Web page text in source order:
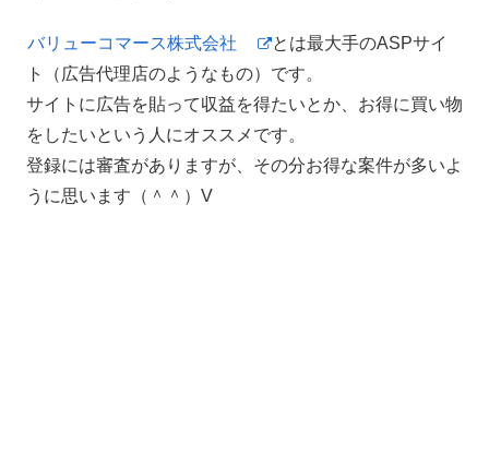
バリューコマース株式会社
とは最大手のASPサイ
ト（広告代理店のようなもの）です。
サイトに広告を貼って収益を得たいとか、お得に買い物
をしたいという人にオススメです。
登録には審査がありますが、その分お得な案件が多いよ
うに思います（＾＾）V